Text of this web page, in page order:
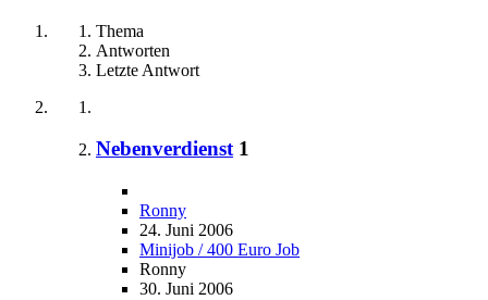
Thema
Antworten
Letzte Antwort
Nebenverdienst 1
Ronny
24. Juni 2006
Minijob / 400 Euro Job
Ronny
30. Juni 2006